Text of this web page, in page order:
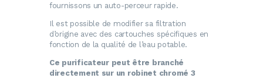
fournissons un auto-perceur rapide.
Il est possible de modifier sa filtration
d’origine avec des cartouches spécifiques en
fonction de la qualité de l’eau potable.
Ce purificateur peut être branché
directement sur un robinet chromé 3